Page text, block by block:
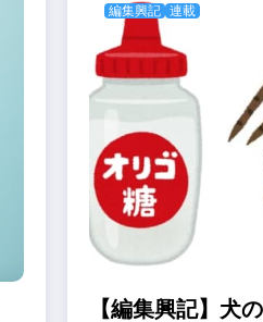
編集興記 連載
【編集興記】犬